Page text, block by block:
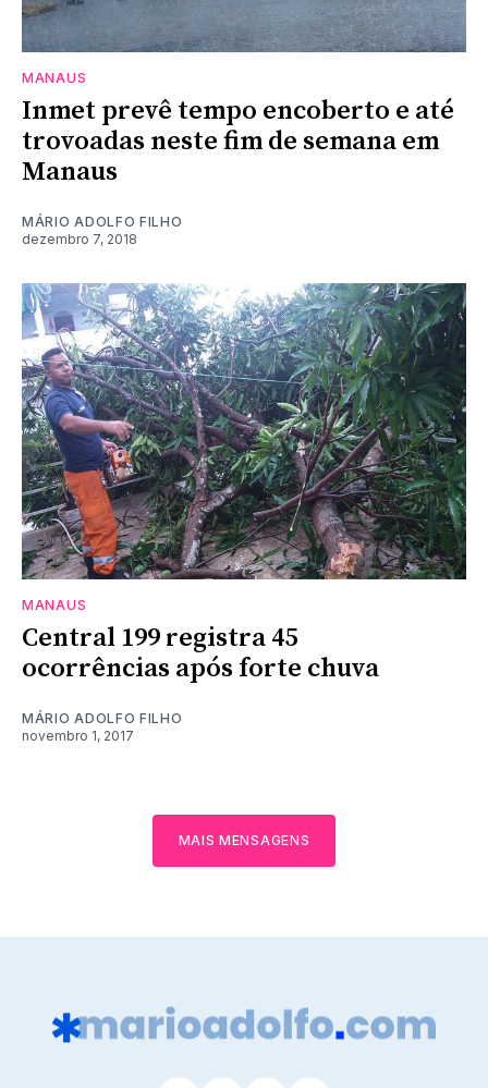
MANAUS
Inmet prevê tempo encoberto e até
trovoadas neste fim de semana em
Manaus
MÁRIO ADOLFO FILHO
dezembro 7, 2018
MANAUS
Central 199 registra 45
ocorrências após forte chuva
MÁRIO ADOLFO FILHO
novembro 1, 2017
MAIS MENSAGENS